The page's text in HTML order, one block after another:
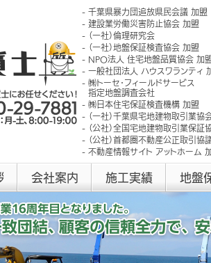
千葉県暴力団追放県民会議 加盟
建設業労働災害防止協会 加盟
（一社）倫理研究会
（一社）地盤保証検査協会 加盟
NPO法人 住宅地盤品質協会 加
一般社団法人 ハウスワランティ
㈱トーセ･フィールドサービス
指定地盤調査会社
㈱日本住宅保証検査機構 加盟
（一社）千葉県宅地建物取引業協
（公社）全国宅地建物取引業保証
（公社）首都圏不動産公正取引協
不動産情報サイト アットホーム
会社案内 施工実績 地盤